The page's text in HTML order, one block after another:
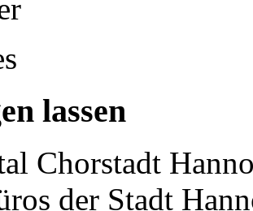
lassen
Chorstadt
der Stadt